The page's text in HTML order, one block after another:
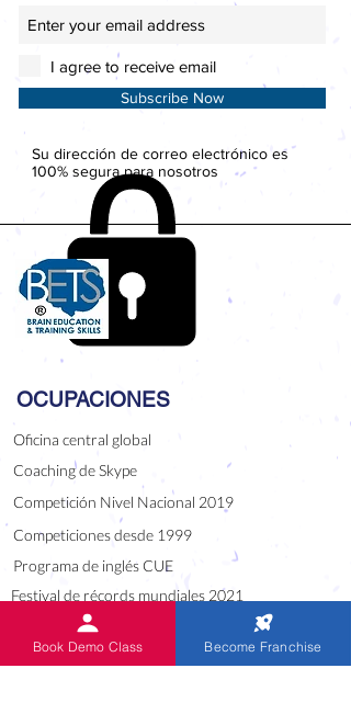
I agree to receive email
Subscribe Now
Su dirección de correo electrónico es
100% segura para nosotros
OCUPACIONES
Oficina central global
Coaching de Skype
Competición Nivel Nacional 2019
Competiciones desde 1999
Programa de inglés CUE
Festival de récords mundiales 2021
Alumni of IndianAbacus
Audio de sumas orales
Book Demo Class Become Franchise